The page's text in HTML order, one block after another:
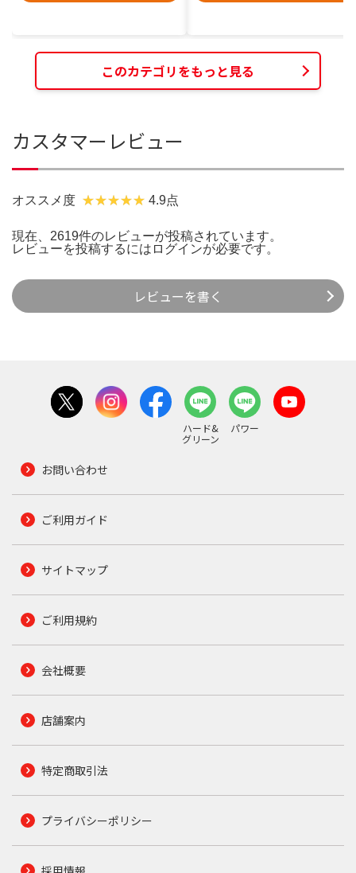
このカテゴリをもっと見る
カスタマーレビュー
オススメ度 4.9点
現在、2619件のレビューが投稿されています。
レビューを投稿するには ログインが必要です。
レビューを書く
ハード&
グリーン
パワー
お問い合わせ
ご利用ガイド
サイトマップ
ご利用規約
会社概要
店舗案内
特定商取引法
プライバシーポリシー